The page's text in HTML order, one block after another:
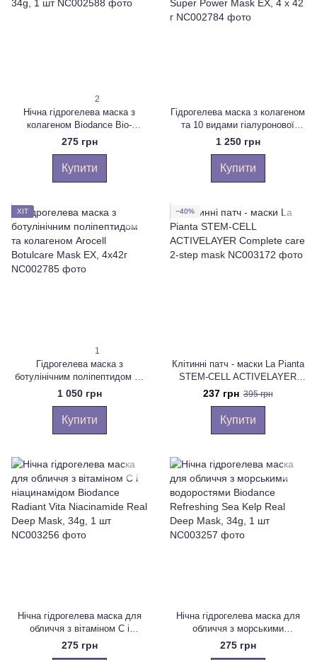
2
Нічна гідрогелева маска з
колагеном Biodance Bio-
Collagen Real Deep Mask, 34g,
1 шт
275 грн
Купити
Гідрогелева маска з колагеном
та 10 видами гіалуронової
кислоти Arocell Super Power
Mask EX, 4 х 42 г
1 250 грн
Купити
ХІТ
1
Гідрогелева маска з
ботулінічним поліпептидом та
колагеном Arocell Botulcare
Mask EX, 4х42г
1 050 грн
Купити
−40%
Клітинні патч - маски La Pianta
STEM-CELL ACTIVELAYER
Complete care 2-step mask
237 грн 395 грн
Купити
Нічна гідрогелева маска для
обличчя з вітаміном С і
ніацинамідом Biodance Radiant
Vita Niacinamide Real Deep
275 грн
Нічна гідрогелева маска для
обличчя з морськими
водоростями Biodance
Refreshing Sea Kelp Real Deep
275 грн